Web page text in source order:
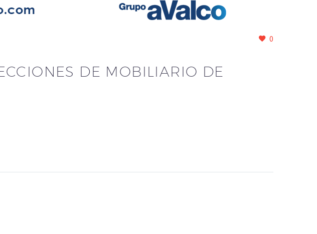
0
DE MOBILIARIO DE